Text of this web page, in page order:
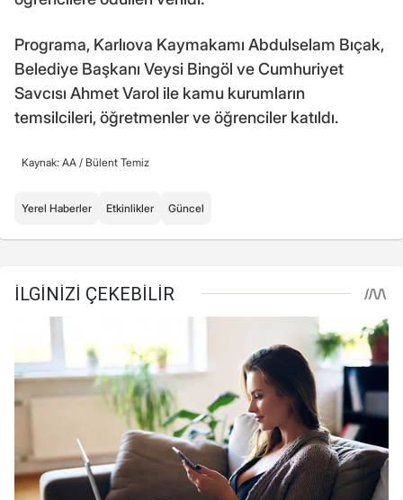
Programa, Karlıova Kaymakamı Abdulselam Bıçak,
Belediye Başkanı Veysi Bingöl ve Cumhuriyet
Savcısı Ahmet Varol ile kamu kurumların
temsilcileri, öğretmenler ve öğrenciler katıldı.
Kaynak: AA / Bülent Temiz
Yerel Haberler Etkinlikler Güncel